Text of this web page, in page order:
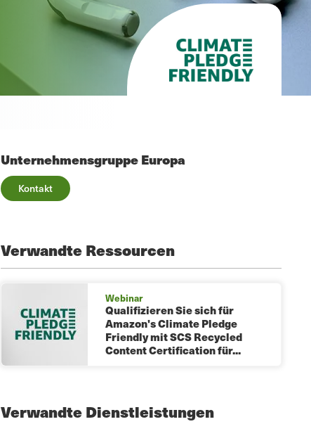
Unternehmensgruppe Europa
Kontakt
Verwandte Ressourcen
Webinar
Qualifizieren Sie sich für
Amazon's Climate Pledge
Friendly mit SCS Recycled
Content Certification für...
Verwandte Dienstleistungen